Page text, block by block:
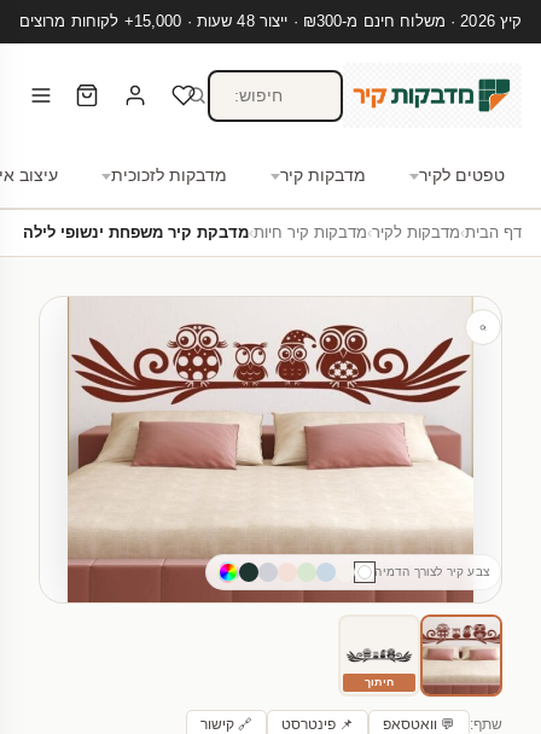
קיץ 2026 · משלוח חינם מ-₪300 · ייצור 48 שעות · 15,000+ לקוחות מרוצים
טפטים לקיר מדבקות קיר מדבקות לזכוכית עיצוב
דף הבית›מדבקות לקיר›מדבקות קיר חיות›מדבקת קיר משפחת ינשופי לילה
צבע קיר לצורך הדמיה
חיתוך
שתף: 💬 וואטסאפ 📌 פינטרסט 🔗 קישור